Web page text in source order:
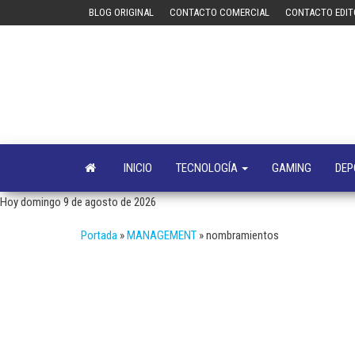
BLOG ORIGINAL CONTACTO COMERCIAL CONTACTO
INICIO TECNOLOGÍA GAMING
Hoy domingo 9 de agosto de 2026
Portada »MANAGEMENT »nombramientos